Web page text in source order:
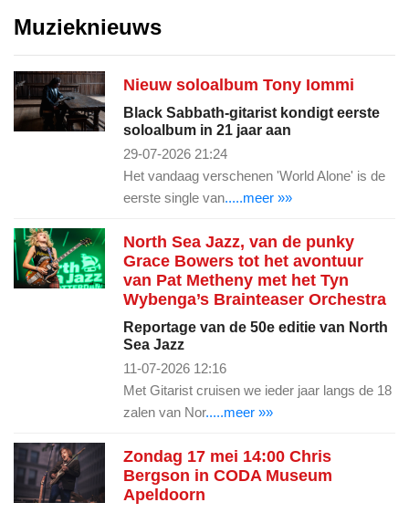
Muzieknieuws
Nieuw soloalbum Tony Iommi
Black Sabbath-gitarist kondigt eerste
soloalbum in 21 jaar aan
29-07-2026 21:24
Het vandaag verschenen 'World Alone' is de
eerste single van.....meer »»
North Sea Jazz, van de punky
Grace Bowers tot het avontuur
van Pat Metheny met het Tyn
Wybenga’s Brainteaser Orchestra
Reportage van de 50e editie van North
Sea Jazz
11-07-2026 12:16
Met Gitarist cruisen we ieder jaar langs de 18
zalen van Nor.....meer »»
Zondag 17 mei 14:00 Chris
Bergson in CODA Museum
Apeldoorn